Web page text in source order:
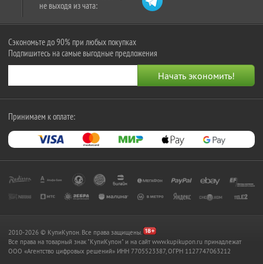
не выходя из чата:
Сэкономьте до 90% при любых покупках
Подпишитесь на самые выгодные предложения
Принимаем к оплате:
2010-2026 © КупиКупон. Все права защищены.
Все права на товарный знак "КупиКупон" и на сайт www.kupikupon.ru принадлежат
OOO «Агентство цифровых решений» ИНН 7705523387, ОГРН 1127747063212